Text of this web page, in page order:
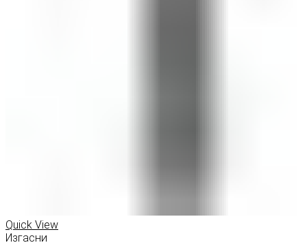
Quick View
Изгасни